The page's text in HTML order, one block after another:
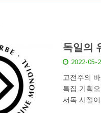
요조사’ 실시
24 ]
총회 공고 및 제30대 한인회장선거
14 ]
코로나 확산세에 따른 독일 연
준)
게시판 / 행사 / 알림
27 ] “재독동포와 함께하는 재독일
독일의
2022-05-
고전주의
특집 기획
서독 시절